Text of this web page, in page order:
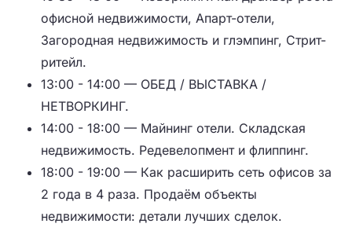
офисной недвижимости, Апарт-отели,
Загородная недвижимость и глэмпинг, Стрит-
ритейл.
13:00 - 14:00 — ОБЕД / ВЫСТАВКА /
НЕТВОРКИНГ.
14:00 - 18:00 — Майнинг отели. Складская
недвижимость. Редевелопмент и флиппинг.
18:00 - 19:00 — Как расширить сеть офисов за
2 года в 4 раза. Продаём объекты
недвижимости: детали лучших сделок.